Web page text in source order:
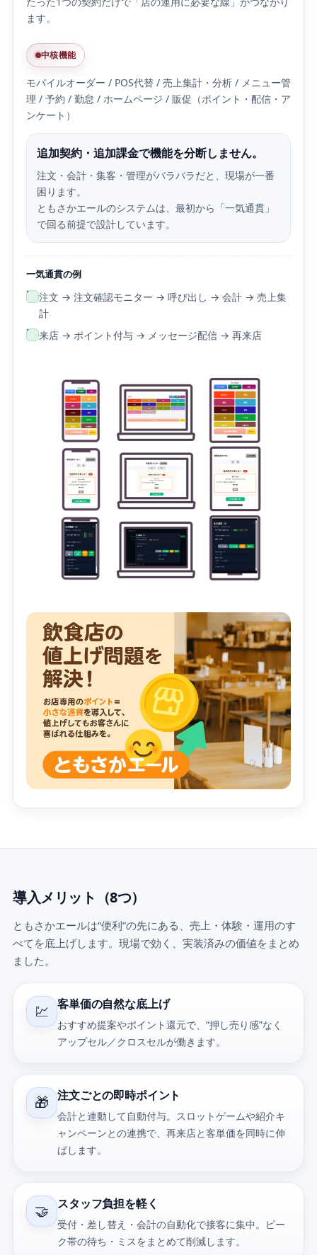
ます。
中核機能
モバイルオーダー / POS代替 / 売上集計・分析 / メニュー管
理 / 予約 / 勤怠 / ホームページ / 販促（ポイント・配信・ア
ンケート）
追加契約・追加課金で機能を分断しません。
注文・会計・集客・管理がバラバラだと、現場が一番
困ります。
ともさかエールのシステムは、最初から「一気通貫」
で回る前提で設計しています。
一気通貫の例
注文 → 注文確認モニター → 呼び出し → 会計 → 売上集
計
来店 → ポイント付与 → メッセージ配信 → 再来店
導入メリット（8つ）
ともさかエールは“便利”の先にある、売上・体験・運用のす
べてを底上げします。現場で効く、実装済みの価値をまとめ
ました。
💹 客単価の自然な底上げ
おすすめ提案やポイント還元で、“押し売り感”なく
アップセル／クロスセルが働きます。
🎁 注文ごとの即時ポイント
会計と連動して自動付与。スロットゲームや紹介キ
ャンペーンとの連携で、再来店と客単価を同時に伸
ばします。
🤝 スタッフ負担を軽く
受付・差し替え・会計の自動化で接客に集中。ピー
ク帯の待ち・ミスをまとめて削減します。